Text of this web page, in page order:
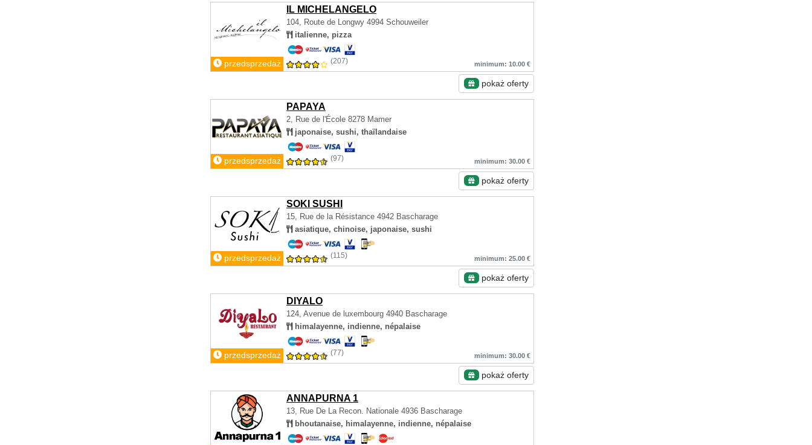
IL MICHELANGELO
104, Route de Longwy 4994 Schouweiler
italienne, pizza
przedsprzedaż (207) minimum: 10.00 €
pokaż oferty
PAPAYA
2, Rue de l'École 8278 Mamer
japonaise, sushi, thaïlandaise
przedsprzedaż (97) minimum: 30.00 €
pokaż oferty
SOKI SUSHI
15, Rue de la Résistance 4942 Bascharage
asiatique, chinoise, japonaise, sushi
przedsprzedaż (115) minimum: 25.00 €
pokaż oferty
DIYALO
124, Avenue de luxembourg 4940 Bascharage
himalayenne, indienne, népalaise
przedsprzedaż (77) minimum: 30.00 €
pokaż oferty
ANNAPURNA 1
13, Rue De La Recon. Nationale 4936 Bascharage
bhoutanaise, himalayenne, indienne, népalaise